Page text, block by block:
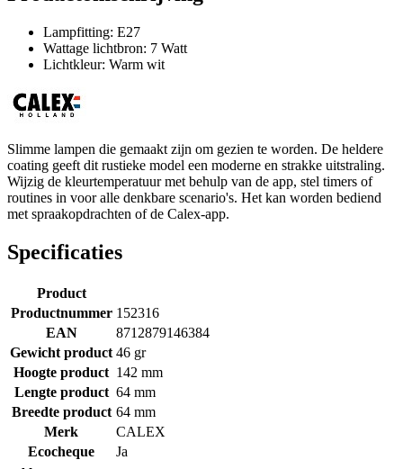
Lampfitting: E27
Wattage lichtbron: 7 Watt
Lichtkleur: Warm wit
Slimme lampen die gemaakt zijn om gezien te worden. De heldere
coating geeft dit rustieke model een moderne en strakke uitstraling.
Wijzig de kleurtemperatuur met behulp van de app, stel timers of
routines in voor alle denkbare scenario's. Het kan worden bediend
met spraakopdrachten of de Calex-app.
Specificaties
Product
Productnummer 152316
EAN
8712879146384
Gewicht product 46 gr
Hoogte product 142 mm
Lengte product 64 mm
Breedte product 64 mm
Merk
CALEX
Ecocheque
Ja